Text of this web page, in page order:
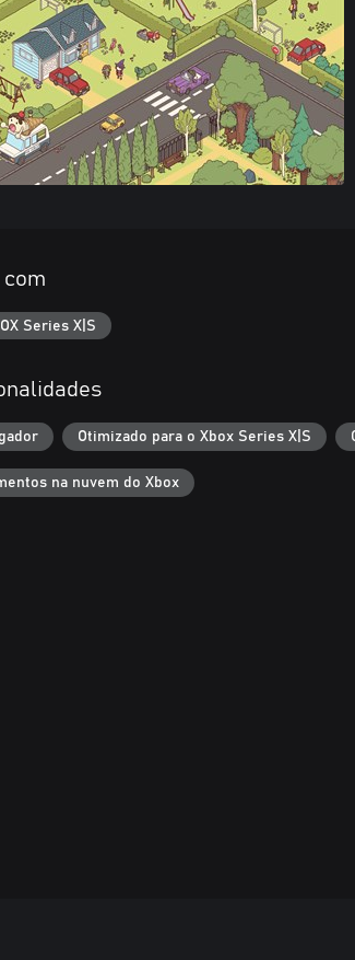
Series X|S
Otimizado para o Xbox Series X|S
na nuvem do Xbox